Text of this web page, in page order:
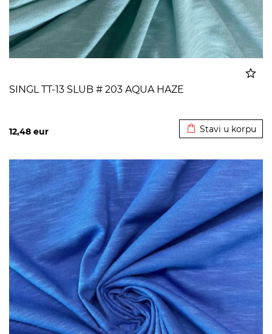
SINGL TT-13 SLUB # 203 AQUA HAZE
12,48 eur Stavi u korpu